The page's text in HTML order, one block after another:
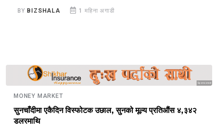
BY BIZSHALA 1 महिना अगाडी
Sponsored
MONEY MARKET
सुनचाँदीमा एकैदिन विस्फोटक उछाल, सुनको मूल्य प्रतिऔंस ४,३४२
डलरमाथि